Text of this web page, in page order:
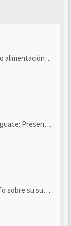
eléctri...
y seguimiento
su sustitución